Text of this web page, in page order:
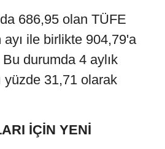
686,95 olan TÜFE
ile birlikte 904,79'a
Bu durumda 4 aylık
yüzde 31,71 olarak
İÇİN YENİ